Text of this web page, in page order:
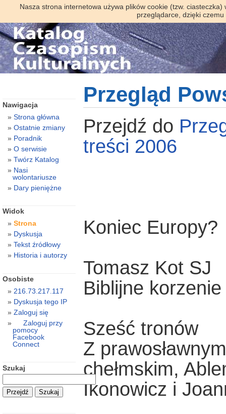
Nasza strona internetowa używa plików cookie (tzw.
przeglądarce, dzięki
Przegląd
Przejdź do
treści 2006
Koniec Europy?
Tomasz Kot SJ
Biblijne
Sześć tronów
Z
chełmskim,
Ikonowicz i
Nawigacja
Strona główna
Ostatnie zmiany
Poradnik
O serwisie
Twórz Katalog
Nasi
wolontariusze
Dary pieniężne
Widok
Strona
Dyskusja
Tekst źródłowy
Historia i autorzy
Osobiste
216.73.217.117
Dyskusja tego IP
Zaloguj się
Zaloguj przy
pomocy
Facebook
Connect
Szukaj